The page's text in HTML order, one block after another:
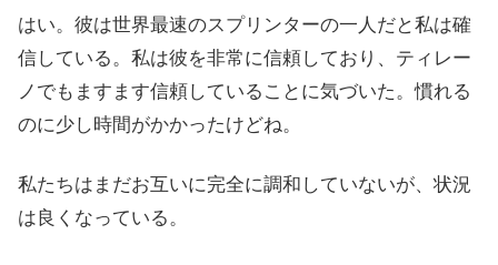
はい。彼は世界最速のスプリンターの一人だと私は確
信している。私は彼を非常に信頼しており、ティレー
ノでもますます信頼していることに気づいた。慣れる
のに少し時間がかかったけどね。
私たちはまだお互いに完全に調和していないが、状況
は良くなっている。